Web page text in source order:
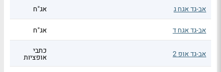
אב-גד אגח ג אג"ח
אב-גד אגח ד אג"ח
אב-גד אופ 2 כתבי
אופציות